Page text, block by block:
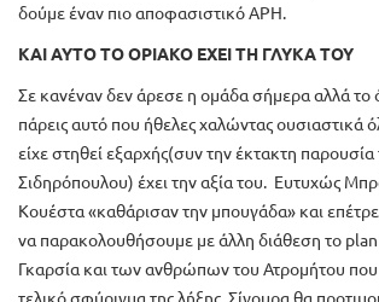
δούμε έναν πιο αποφασιστικό ΑΡΗ.
ΚΑΙ ΑΥΤΟ ΤΟ ΟΡΙΑΚΟ ΕΧΕΙ ΤΗ ΓΛΥΚΑ ΤΟΥ
Σε κανέναν δεν άρεσε η ομάδα σήμερα αλλά το
πάρεις αυτό που ήθελες χαλώντας ουσιαστικά
είχε στηθεί εξαρχής(συν την έκτακτη παρουσία
Σιδηρόπουλου) έχει την αξία του. Ευτυχώς
Κουέστα «καθάρισαν την μπουγάδα» και
να παρακολουθήσουμε με άλλη διάθεση το
Γκαρσία και των ανθρώπων του Ατρομήτου
τελικό σφύριγμα της λήξης. Σίγουρα θα